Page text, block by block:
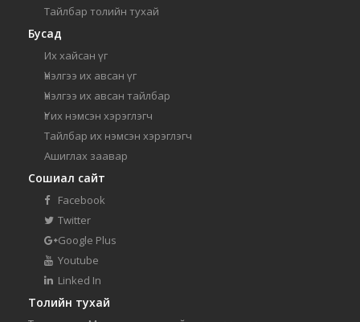
Тайлбар толийн тухай
Бусад
Их хайсан үг
Үнэлгээ их авсан үг
Үнэлгээ их авсан тайлбар
Үг их нэмсэн хэрэглэгч
Тайлбар их нэмсэн хэрэглэгч
Ашиглах заавар
Сошиал сайт
Facebook
Twitter
Google Plus
Youtube
Linked In
Толийн тухай